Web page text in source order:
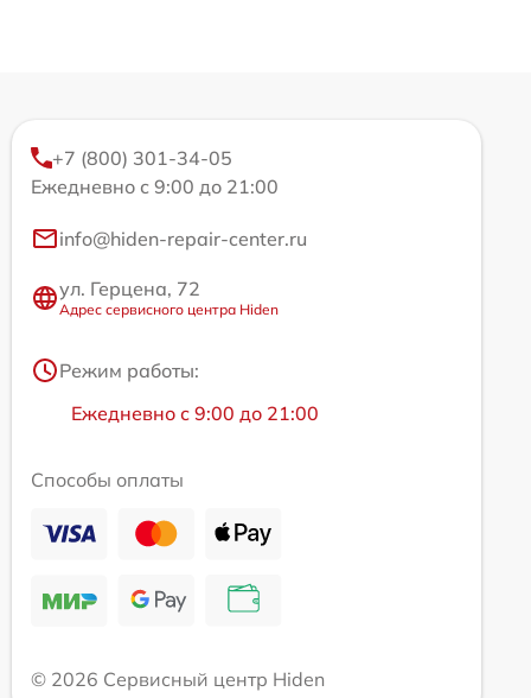
+7 (800) 301-34-05
Ежедневно с 9:00 до 21:00
info@hiden-repair-center.ru
ул. Герцена, 72
Адрес сервисного центра Hiden
Режим работы:
Ежедневно с 9:00 до 21:00
Способы оплаты
© 2026 Сервисный центр Hiden